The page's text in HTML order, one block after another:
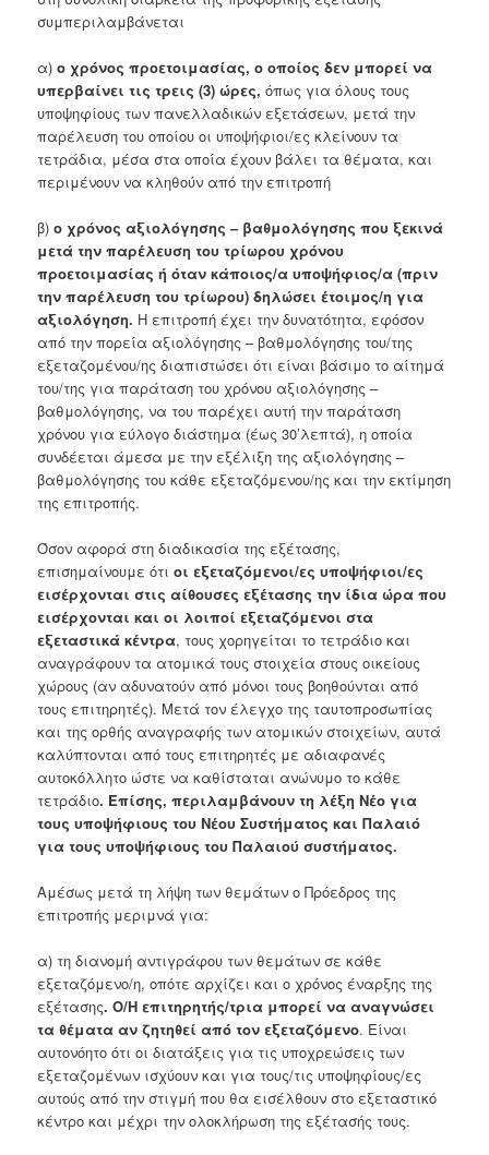
συμπεριλαμβάνεται
α) ο χρόνος προετοιμασίας, ο οποίος δεν μπορεί να
υπερβαίνει τις τρεις (3) ώρες, όπως για όλους τους
υποψηφίους των πανελλαδικών εξετάσεων, μετά την
παρέλευση του οποίου οι υποψήφιοι/ες κλείνουν τα
τετράδια, μέσα στα οποία έχουν βάλει τα θέματα, και
περιμένουν να κληθούν από την επιτροπή
β)ο χρόνος αξιολόγησης – βαθμολόγησης που ξεκινά
μετά την παρέλευση του τρίωρου χρόνου
προετοιμασίας ή όταν κάποιος/α υποψήφιος/α (πριν
την παρέλευση του τρίωρου) δηλώσει έτοιμος/η για
αξιολόγηση. Η επιτροπή έχει την δυνατότητα, εφόσον
από την πορεία αξιολόγησης – βαθμολόγησης του/της
εξεταζομένου/ης διαπιστώσει ότι είναι βάσιμο το αίτημά
του/της για παράταση του χρόνου αξιολόγησης –
βαθμολόγησης, να του παρέχει αυτή την παράταση
χρόνου για εύλογο διάστημα (έως 30’λεπτά), η οποία
συνδέεται άμεσα με την εξέλιξη της αξιολόγησης –
βαθμολόγησης του κάθε εξεταζόμενου/ης και την εκτίμηση
της επιτροπής.
Όσον αφορά στη διαδικασία της εξέτασης,
επισημαίνουμε ότιοι εξεταζόμενοι/ες υποψήφιοι/ες
εισέρχονται στις αίθουσες εξέτασης την ίδια ώρα που
εισέρχονται και οι λοιποί εξεταζόμενοι στα
εξεταστικά κέντρα, τους χορηγείται το τετράδιο και
αναγράφουν τα ατομικά τους στοιχεία στους οικείους
χώρους (αν αδυνατούν από μόνοι τους βοηθούνται από
τους επιτηρητές). Μετά τον έλεγχο της ταυτοπροσωπίας
και της ορθής αναγραφής των ατομικών στοιχείων, αυτά
καλύπτονται από τους επιτηρητές με αδιαφανές
αυτοκόλλητο ώστε να καθίσταται ανώνυμο το κάθε
τετράδιο. Επίσης, περιλαμβάνουν τη λέξη Νέο για
τους υποψήφιους του Νέου Συστήματος και Παλαιό
για τους υποψήφιους του Παλαιού συστήματος.
Αμέσως μετά τη λήψη των θεμάτων ο Πρόεδρος της
επιτροπής μεριμνά για:
α) τη διανομή αντιγράφου των θεμάτων σε κάθε
εξεταζόμενο/η, οπότε αρχίζει και ο χρόνος έναρξης της
εξέτασης. Ο/Η επιτηρητής/τρια μπορεί να αναγνώσει
τα θέματα αν ζητηθεί από τον εξεταζόμενο. Είναι
αυτονόητο ότι οι διατάξεις για τις υποχρεώσεις των
εξεταζομένων ισχύουν και για τους/τις υποψηφίους/ες
αυτούς από την στιγμή που θα εισέλθουν στο εξεταστικό
κέντρο και μέχρι την ολοκλήρωση της εξέτασής τους.